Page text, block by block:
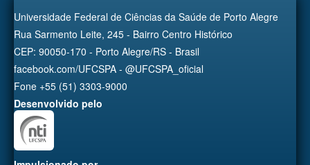
Universidade Federal de Ciências da Saúde de Porto Alegre
Rua Sarmento Leite, 245 - Bairro Centro Histórico
CEP: 90050-170 - Porto Alegre/RS - Brasil
facebook.com/UFCSPA - @UFCSPA_oficial
Fone +55 (51) 3303-9000
Desenvolvido pelo